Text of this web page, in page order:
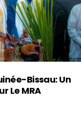
Bissau: Un
Le MRA